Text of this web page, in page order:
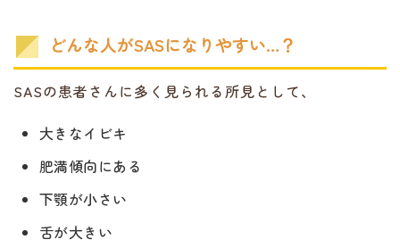
どんな人がSASになりやすい…？
SASの患者さんに多く見られる所見として、
大きなイビキ
肥満傾向にある
下顎が小さい
舌が大きい